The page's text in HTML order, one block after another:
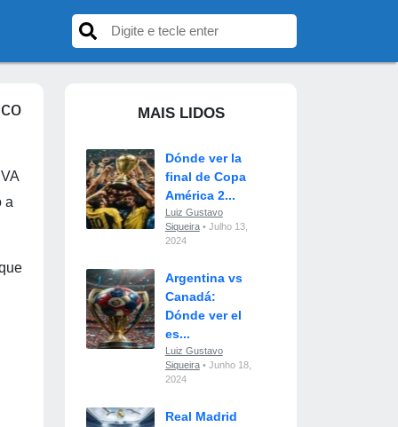
a
MAIS LIDOS
Dónde ver la
final de Copa
América 2...
Luiz Gustavo
Siqueira• Julho 13,
2024
Argentina vs
Canadá:
Dónde ver el
es...
Luiz Gustavo
Siqueira• Junho 18,
2024
Real Madrid